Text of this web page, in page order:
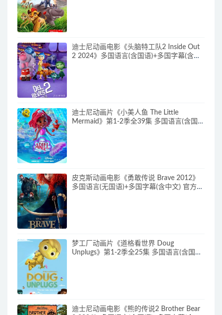
迪士尼动画电影《头脑特工队2 Inside Out
2 2024》多国语言(含国语)+多国字幕(含中
迪士尼动画片《小美人鱼 The Little
Mermaid》第1-2季全39集 多国语言(含国
皮克斯动画电影《勇敢传说 Brave 2012》
多国语言(无国语)+多国字幕(含中文) 官方纯
梦工厂动画片《道格看世界 Doug
Unplugs》第1-2季全25集 多国语言(含国
迪士尼动画电影《熊的传说2 Brother Bear